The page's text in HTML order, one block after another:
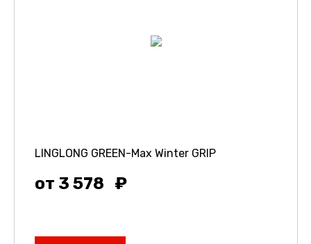
LINGLONG GREEN-Max Winter GRIP
от 3 578